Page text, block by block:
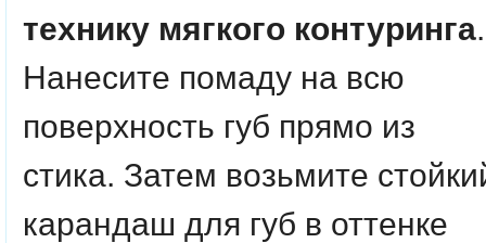
технику мягкого контуринга.
Нанесите помаду на всю
поверхность губ прямо из
стика. Затем возьмите
карандаш для губ в оттенке